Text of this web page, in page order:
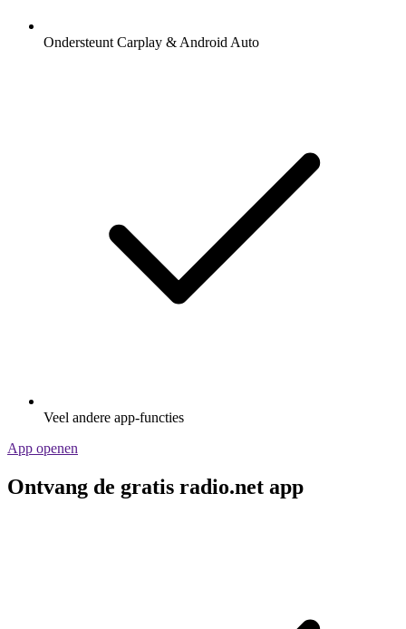
Ondersteunt Carplay & Android Auto
Veel andere app-functies
App openen
Ontvang de gratis radio.net app